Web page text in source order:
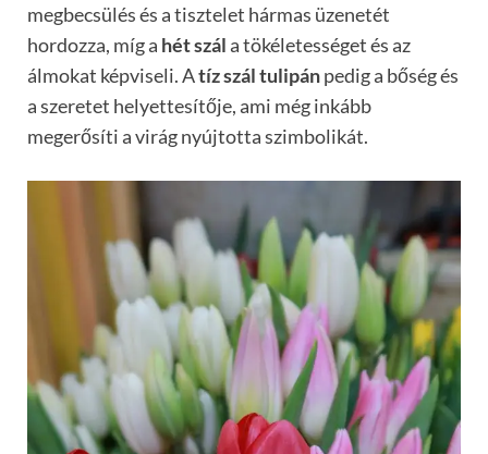
megbecsülés és a tisztelet hármas üzenetét
hordozza, míg a hét szál a tökéletességet és az
álmokat képviseli. Atíz szál tulipánpedig a bőség és
a szeretet helyettesítője, ami még inkább
megerősíti a virág nyújtotta szimbolikát.